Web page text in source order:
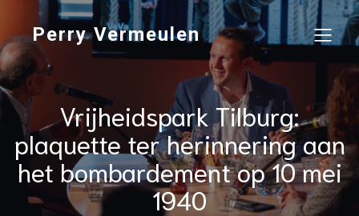
Perry Vermeulen
Vrijheidspark Tilburg:
plaquette ter herinnering aan
het bombardement op 10 mei
1940